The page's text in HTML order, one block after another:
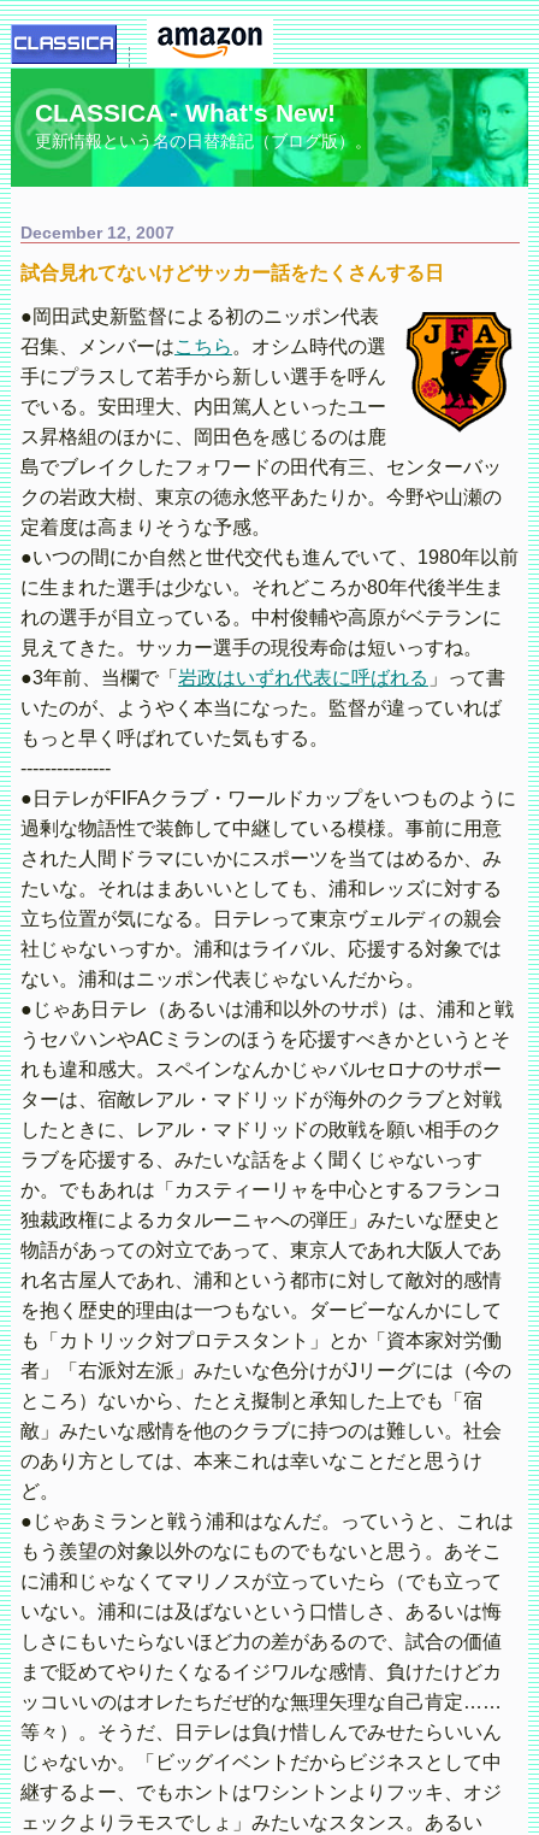
CLASSICA - What's New!
更新情報という名の日替雑記（ブログ版）。
December 12, 2007
試合見れてないけどサッカー話をたくさんする日
●岡田武史新監督による初のニッポン代表
召集、メンバーはこちら 。オシム時代の選
手にプラスして若手から新しい選手を呼ん
でいる。安田理大、内田篤人といったユー
ス昇格組のほかに、岡田色を感じるのは鹿
島でブレイクしたフォワードの田代有三、センターバッ
クの岩政大樹、東京の徳永悠平あたりか。今野や山瀬の
定着度は高まりそうな予感。
●いつの間にか自然と世代交代も進んでいて、1980年以前
に生まれた選手は少ない。それどころか80年代後半生ま
れの選手が目立っている。中村俊輔や高原がベテランに
見えてきた。サッカー選手の現役寿命は短いっすね。
●3年前、当欄で「 岩政はいずれ代表に呼ばれる 」って書
いたのが、ようやく本当になった。監督が違っていれば
もっと早く呼ばれていた気もする。
---------------
●日テレがFIFAクラブ・ワールドカップをいつものように
過剰な物語性で装飾して中継している模様。事前に用意
された人間ドラマにいかにスポーツを当てはめるか、み
たいな。それはまあいいとしても、浦和レッズに対する
立ち位置が気になる。日テレって東京ヴェルディの親会
社じゃないっすか。浦和はライバル、応援する対象では
ない。浦和はニッポン代表じゃないんだから。
●じゃあ日テレ（あるいは浦和以外のサポ）は、浦和と戦
うセパハンやACミランのほうを応援すべきかというとそ
れも違和感大。スペインなんかじゃバルセロナのサポー
ターは、宿敵レアル・マドリッドが海外のクラブと対戦
したときに、レアル・マドリッドの敗戦を願い相手のク
ラブを応援する、みたいな話をよく聞くじゃないっす
か。でもあれは「カスティーリャを中心とするフランコ
独裁政権によるカタルーニャへの弾圧」みたいな歴史と
物語があっての対立であって、東京人であれ大阪人であ
れ名古屋人であれ、浦和という都市に対して敵対的感情
を抱く歴史的理由は一つもない。ダービーなんかにして
も「カトリック対プロテスタント」とか「資本家対労働
者」「右派対左派」みたいな色分けがJリーグには（今の
ところ）ないから、たとえ擬制と承知した上でも「宿
敵」みたいな感情を他のクラブに持つのは難しい。社会
のあり方としては、本来これは幸いなことだと思うけ
ど。
●じゃあミランと戦う浦和はなんだ。っていうと、これは
もう羨望の対象以外のなにものでもないと思う。あそこ
に浦和じゃなくてマリノスが立っていたら（でも立って
いない。浦和には及ばないという口惜しさ、あるいは悔
しさにもいたらないほど力の差があるので、試合の価値
まで貶めてやりたくなるイジワルな感情、負けたけどカ
ッコいいのはオレたちだぜ的な無理矢理な自己肯定……
等々）。そうだ、日テレは負け惜しんでみせたらいいん
じゃないか。「ビッグイベントだからビジネスとして中
継するよー、でもホントはワシントンよりフッキ、オジ
ェックよりラモスでしょ」みたいなスタンス。あるい